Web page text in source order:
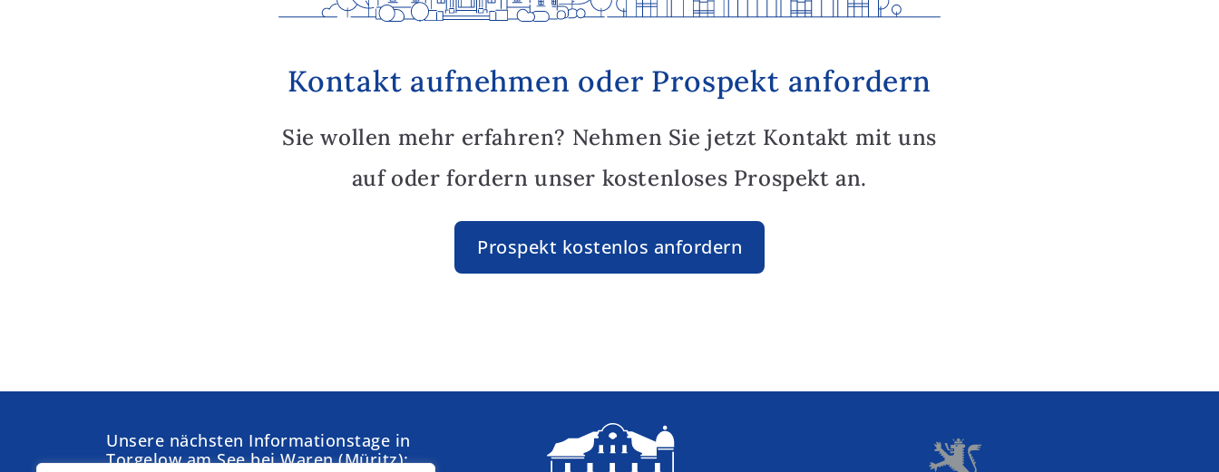
Kontakt aufnehmen oder Prospekt anfordern
Sie wollen mehr erfahren? Nehmen Sie jetzt Kontakt mit uns
auf oder fordern unser kostenloses Prospekt an.
Prospekt kostenlos anfordern
Unsere nächsten Informationstage in
Torgelow am See bei Waren (Müritz):